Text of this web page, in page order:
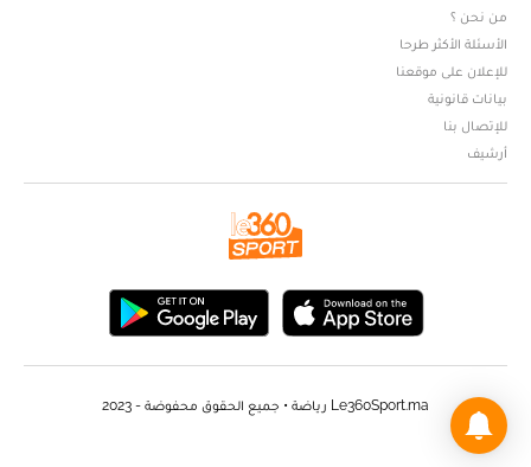
من نحن ؟
الأسئلة الأكثر طرحا
للإعلان على موقعنا
بيانات قانونية
للإتصال بنا
أرشيف
Le360Sport.ma رياضة • جميع الحقوق محفوضة - 2023